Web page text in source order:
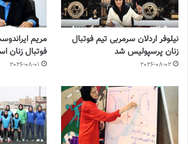
نیلوفر اردلان سرمربی تیم فوتبال
زنان پرسپولیس شد
2026-08-02
مریم
فوتبال زنان
2026-08-01